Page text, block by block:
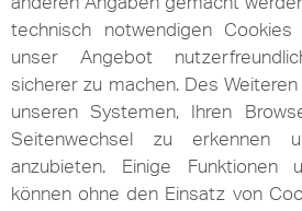
technisch notwendigen
unser Angebot
sicherer zu machen. Des
unseren Systemen, Ihren
Seitenwechsel zu erkennen
anzubieten. Einige Funktionen
können ohne den Einsatz von